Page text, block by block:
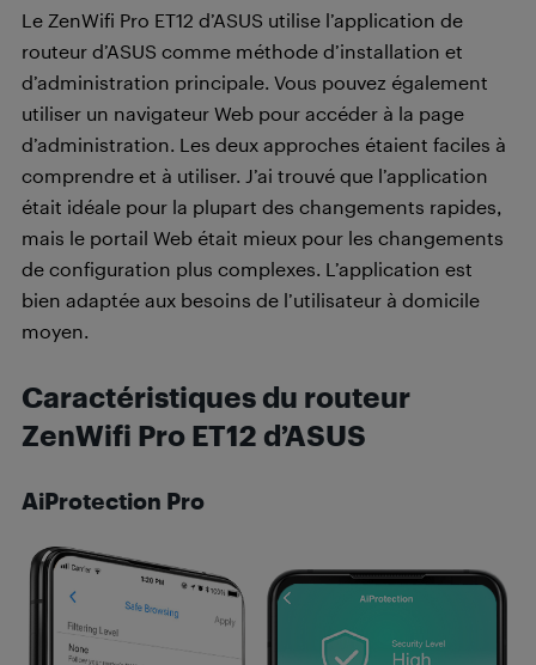
Le ZenWifi Pro ET12 d’ASUS utilise l’application de
routeur d’ASUS comme méthode d’installation et
d’administration principale. Vous pouvez également
utiliser un navigateur Web pour accéder à la page
d’administration. Les deux approches étaient faciles à
comprendre et à utiliser. J’ai trouvé que l’application
était idéale pour la plupart des changements rapides,
mais le portail Web était mieux pour les changements
de configuration plus complexes. L’application est
bien adaptée aux besoins de l’utilisateur à domicile
moyen.
Caractéristiques du routeur
ZenWifi Pro ET12 d’ASUS
AiProtection Pro